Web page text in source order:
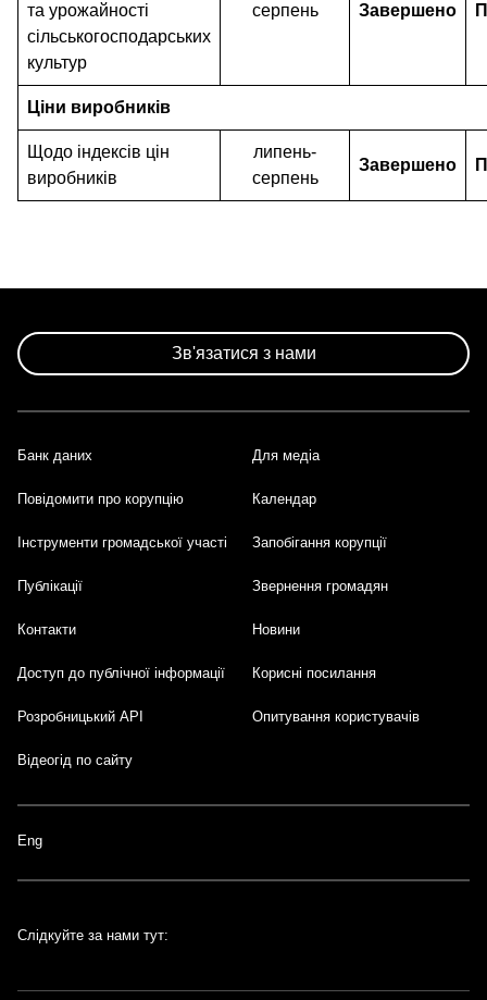
та урожайності
сільськогосподарських
культур
серпень Завершено
Ціни виробників
Щодо індексів цін
виробників
липень-
серпень
Завершено
Зв'язатися з нами
Footer
Банк даних Для медіа
Повідомити про корупцію Календар
Інструменти громадської участі Запобігання корупції
Публікації Звернення громадян
Контакти Новини
Доступ до публічної інформації Корисні посилання
Розробницький API Опитування користувачів
Відеогід по сайту
Eng
Слідкуйте за нами тут: